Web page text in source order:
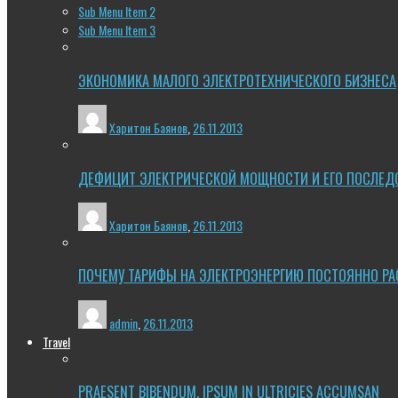
Sub Menu Item 2
Sub Menu Item 3
ЭКОНОМИКА МАЛОГО ЭЛЕКТРОТЕХНИЧЕСКОГО БИЗНЕСА
Харитон Баянов 26.11.2013
ДЕФИЦИТ ЭЛЕКТРИЧЕСКОЙ МОЩНОСТИ И ЕГО
Харитон Баянов 26.11.2013
ПОЧЕМУ ТАРИФЫ НА ЭЛЕКТРОЭНЕРГИЮ ПОСТОЯННО
admin 26.11.2013
Travel
PRAESENT BIBENDUM, IPSUM IN ULTRICIES ACCUMSAN